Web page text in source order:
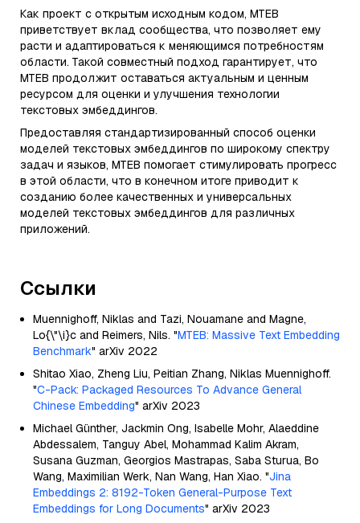
Как проект с открытым исходным кодом, MTEB
приветствует вклад сообщества, что позволяет ему
расти и адаптироваться к меняющимся потребностям
области. Такой совместный подход гарантирует, что
MTEB продолжит оставаться актуальным и ценным
ресурсом для оценки и улучшения технологии
текстовых эмбеддингов.
Предоставляя стандартизированный способ оценки
моделей текстовых эмбеддингов по широкому спектру
задач и языков, MTEB помогает стимулировать прогресс
в этой области, что в конечном итоге приводит к
созданию более качественных и универсальных
моделей текстовых эмбеддингов для различных
приложений.
Ссылки
Muennighoff, Niklas and Tazi, Nouamane and Magne,
Lo{\"\i}c and Reimers, Nils. "MTEB: Massive Text Embedding
Benchmark" arXiv 2022
Shitao Xiao, Zheng Liu, Peitian Zhang, Niklas Muennighoff.
"C-Pack: Packaged Resources To Advance General
Chinese Embedding" arXiv 2023
Michael Günther, Jackmin Ong, Isabelle Mohr, Alaeddine
Abdessalem, Tanguy Abel, Mohammad Kalim Akram,
Susana Guzman, Georgios Mastrapas, Saba Sturua, Bo
Wang, Maximilian Werk, Nan Wang, Han Xiao. "Jina
Embeddings 2: 8192-Token General-Purpose Text
Embeddings for Long Documents" arXiv 2023